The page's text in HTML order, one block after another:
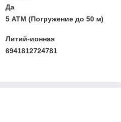
Да
5 АТМ (Погружение до 50 м)
Литий-ионная
6941812724781